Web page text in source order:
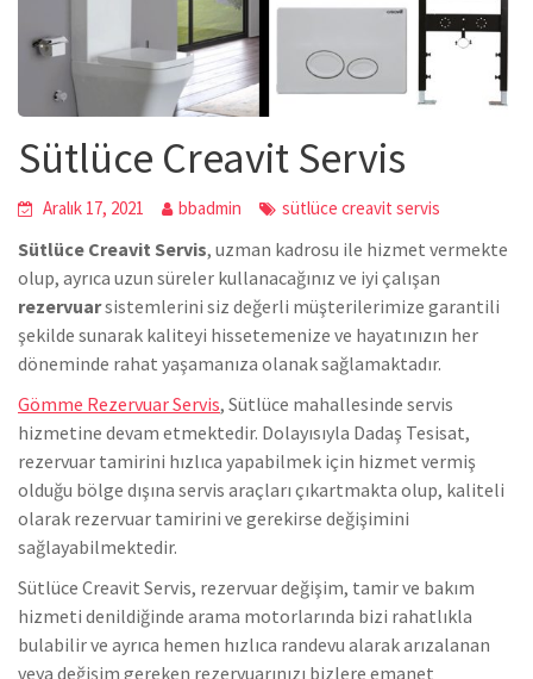
Sütlüce Creavit Servis
Aralık 17, 2021 bbadmin sütlüce creavit servis
Sütlüce Creavit Servis, uzman kadrosu ile hizmet vermekte
olup, ayrıca uzun süreler kullanacağınız ve iyi çalışan
rezervuarsistemlerini siz değerli müşterilerimize garantili
şekilde sunarak kaliteyi hissetemenize ve hayatınızın her
döneminde rahat yaşamanıza olanak sağlamaktadır.
Gömme Rezervuar Servis, Sütlüce mahallesinde servis
hizmetine devam etmektedir. Dolayısıyla Dadaş Tesisat,
rezervuar tamirini hızlıca yapabilmek için hizmet vermiş
olduğu bölge dışına servis araçları çıkartmakta olup, kaliteli
olarak rezervuar tamirini ve gerekirse değişimini
sağlayabilmektedir.
Sütlüce Creavit Servis, rezervuar değişim, tamir ve bakım
hizmeti denildiğinde arama motorlarında bizi rahatlıkla
bulabilir ve ayrıca hemen hızlıca randevu alarak arızalanan
veya değişim gereken rezervuarınızı bizlere emanet